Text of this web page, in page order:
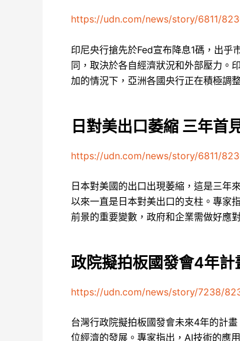
https://udn.com/news/story/6811/
印尼央行搶先於Fed宣布降息1碼，出
同，取決於各自經濟狀況和外部壓力。
加的情況下，亞洲各國央行正在積極調
日對美出口萎縮 三年首
https://udn.com/news/story/6811/
日本對美國的出口出現萎縮，這是三年
以來一直是日本對美出口的支柱。專家
前景的重要變數，政府和企業需做好應
政院擬拍板國發會4年
https://udn.com/news/story/7238/
台灣行政院擬拍板國發會未來4年的計
位經濟的發展。專家指出，AI技術的應